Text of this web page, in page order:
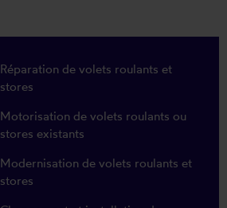
Réparation de volets roulants et
stores
Motorisation de volets roulants ou
stores existants
Modernisation de volets roulants et
stores